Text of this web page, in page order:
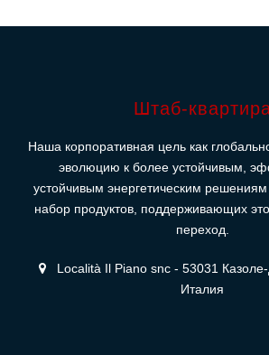
Штаб-
Наша корпоративная цель как
эволюцию к более устойчивым,
устойчивым энергетическим
набор продуктов, поддерживающих
переход.
Località Il Piano snc - 53031
Италия